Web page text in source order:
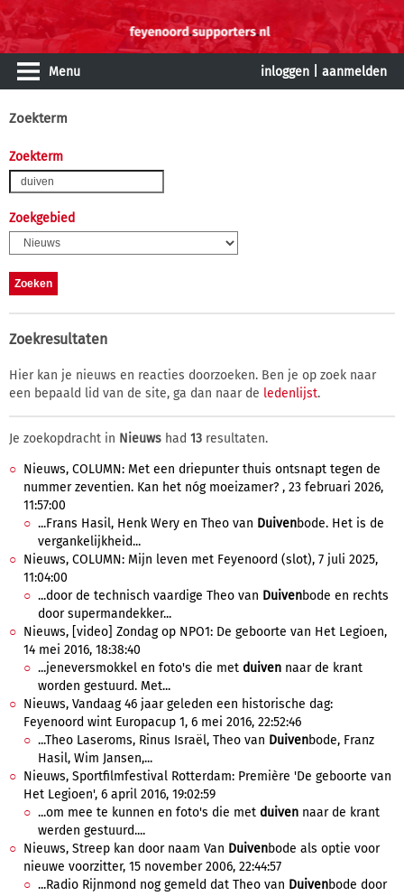
Menu inloggen aanmelden
Zoekterm
Zoekterm
Zoekgebied
Zoekresultaten
Hier kan je nieuws en reacties doorzoeken. Ben je op zoek naar
een bepaald lid van de site, ga dan naar de ledenlijst.
Je zoekopdracht in Nieuws had 13 resultaten.
Nieuws, COLUMN: Met een driepunter thuis ontsnapt tegen de
nummer zeventien. Kan het nóg moeizamer? , 23 februari 2026,
11:57:00
...Frans Hasil, Henk Wery en Theo van Duivenbode. Het is de
vergankelijkheid...
Nieuws, COLUMN: Mijn leven met Feyenoord (slot), 7 juli 2025,
11:04:00
...door de technisch vaardige Theo van Duivenbode en rechts
door supermandekker...
Nieuws, [video] Zondag op NPO1: De geboorte van Het Legioen,
14 mei 2016, 18:38:40
...jeneversmokkel en foto's die met duiven naar de krant
worden gestuurd. Met...
Nieuws, Vandaag 46 jaar geleden een historische dag:
Feyenoord wint Europacup 1, 6 mei 2016, 22:52:46
...Theo Laseroms, Rinus Israël, Theo van Duivenbode, Franz
Hasil, Wim Jansen,...
Nieuws, Sportfilmfestival Rotterdam: Première 'De geboorte van
Het Legioen', 6 april 2016, 19:02:59
...om mee te kunnen en foto's die met duiven naar de krant
werden gestuurd....
Nieuws, Streep kan door naam Van Duivenbode als optie voor
nieuwe voorzitter, 15 november 2006, 22:44:57
...Radio Rijnmond nog gemeld dat Theo van Duivenbode door